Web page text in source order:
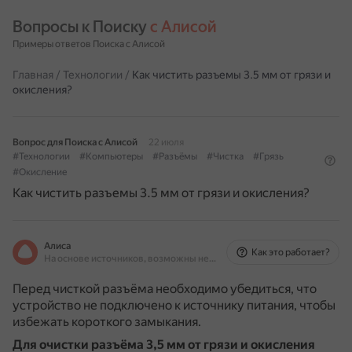
Вопросы к Поиску с Алисой
Примеры ответов Поиска с Алисой
Главная / Технологии / Как чистить разъемы 3.5 мм от грязи и
окисления?
Вопрос для Поиска с Алисой
22 июля
#Технологии
#Компьютеры #Разъёмы #Чистка
#Грязь
#Окисление
Как чистить разъемы 3.5 мм от грязи и окисления?
Алиса
На основе источников, возможны неточности
Как это работает?
Перед чисткой разъёма необходимо убедиться, что
устройство не подключено к источнику питания, чтобы
избежать короткого замыкания.
Для очистки разъёма 3,5 мм от грязи и окисления